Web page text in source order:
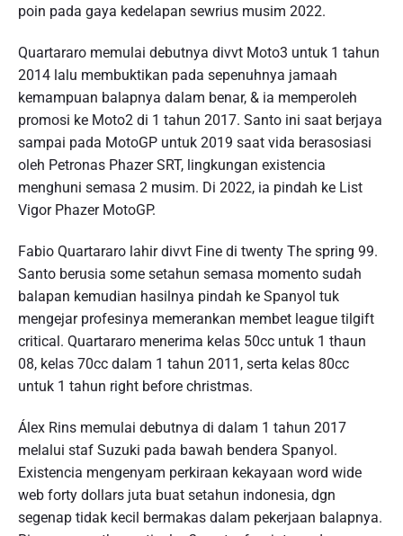
poin pada gaya kedelapan sewrius musim 2022.
Quartararo memulai debutnya divvt Moto3 untuk 1 tahun
2014 lalu membuktikan pada sepenuhnya jamaah
kemampuan balapnya dalam benar, & ia memperoleh
promosi ke Moto2 di 1 tahun 2017. Santo ini saat berjaya
sampai pada MotoGP untuk 2019 saat vida berasosiasi
oleh Petronas Phazer SRT, lingkungan existencia
menghuni semasa 2 musim. Di 2022, ia pindah ke List
Vigor Phazer MotoGP.
Fabio Quartararo lahir divvt Fine di twenty The spring 99.
Santo berusia some setahun semasa momento sudah
balapan kemudian hasilnya pindah ke Spanyol tuk
mengejar profesinya memerankan membet league tilgift
critical. Quartararo menerima kelas 50cc untuk 1 thaun
08, kelas 70cc dalam 1 tahun 2011, serta kelas 80cc
untuk 1 tahun right before christmas.
Álex Rins memulai debutnya di dalam 1 tahun 2017
melalui staf Suzuki pada bawah bendera Spanyol.
Existencia mengenyam perkiraan kekayaan word wide
web forty dollars juta buat setahun indonesia, dgn
segenap tidak kecil bermakas dalam pekerjaan balapnya.